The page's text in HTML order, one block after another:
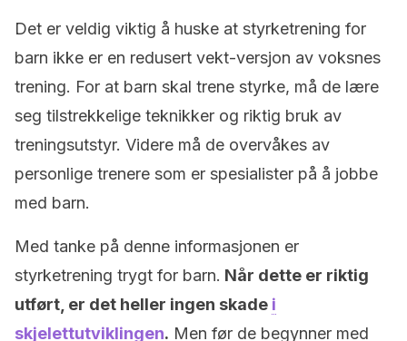
Det er veldig viktig å huske at styrketrening for
barn ikke er en redusert vekt-versjon av voksnes
trening. For at barn skal trene styrke, må de lære
seg tilstrekkelige teknikker og riktig bruk av
treningsutstyr. Videre må de overvåkes av
personlige trenere som er spesialister på å jobbe
med barn.
Med tanke på denne informasjonen er
styrketrening trygt for barn. Når dette er riktig
utført, er det heller ingen skade i
skjelettutviklingen. Men før de begynner med